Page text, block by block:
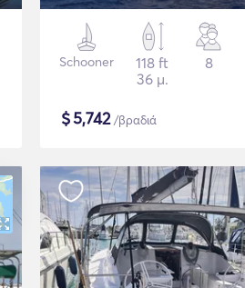
Schooner
118 ft
36 μ.
8
$5,742/βραδιά